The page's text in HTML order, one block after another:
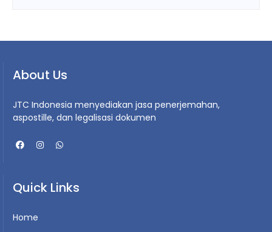
About Us
JTC Indonesia menyediakan jasa penerjemahan,
aspostille, dan legalisasi dokumen
Quick Links
Home